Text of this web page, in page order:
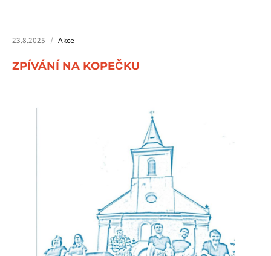
23.8.2025 Akce
ZPÍVÁNÍ NA KOPEČKU